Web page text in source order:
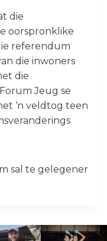
die
oorspronklike
referendum
die inwoners
die
Jeug se
‘n veldtog teen
sal te gelegener